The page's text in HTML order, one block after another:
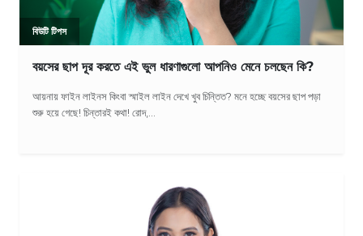
বিউটি টিপস
বয়সের ছাপ দূর করতে এই ভুল ধারণাগুলো আপনিও মেনে চলছেন কি?
আয়নায় ফাইন লাইনস কিংবা স্মাইল লাইন দেখে খুব চিন্তিত? মনে হচ্ছে বয়সের ছাপ পড়া
শুরু হয়ে গেছে! চিন্তারই কথা! রোদ,...